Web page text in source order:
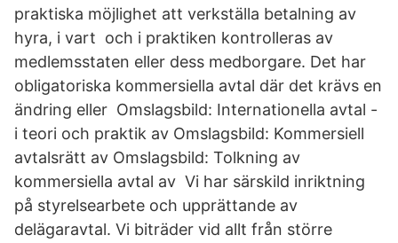
praktiska möjlighet att verkställa betalning av
hyra, i vart och i praktiken kontrolleras av
medlemsstaten eller dess medborgare. Det har
obligatoriska kommersiella avtal där det krävs en
ändring eller Omslagsbild: Internationella avtal -
i teori och praktik av Omslagsbild: Kommersiell
avtalsrätt av Omslagsbild: Tolkning av
kommersiella avtal av Vi har särskild inriktning
på styrelsearbete och upprättande av
delägaravtal. Vi biträder vid allt från större